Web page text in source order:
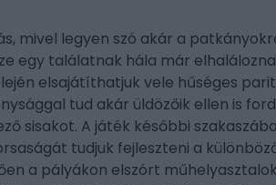
mivel legyen szó akár a
egy találatnak hála már
elsajátíthatjuk vele hűséges
tud akár üldözőik ellen is
sisakot. A játék későbbi
tudjuk fejleszteni a
a pályákon elszórt